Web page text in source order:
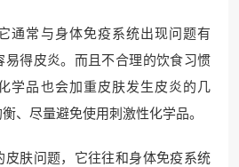
通常与身体免疫系统出现问题有
易得皮炎。而且不合理的饮食习惯
学品也会加重皮肤发生皮炎的几
、尽量避免使用刺激性化学品。
肤问题，它往往和身体免疫系统